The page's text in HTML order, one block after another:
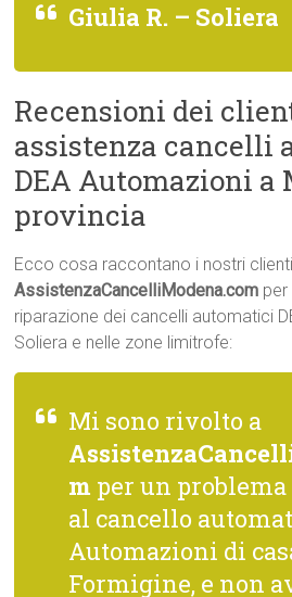
Giulia R. – Soliera
Recensioni dei
assistenza cancelli
DEA Automazioni a
provincia
Ecco cosa raccontano i nostri
AssistenzaCancelliModena.com per
riparazione dei cancelli automatici
Soliera e nelle zone limitrofe:
Mi sono rivolto a
m per un
al cancello
Automazioni di
Formigine, e non